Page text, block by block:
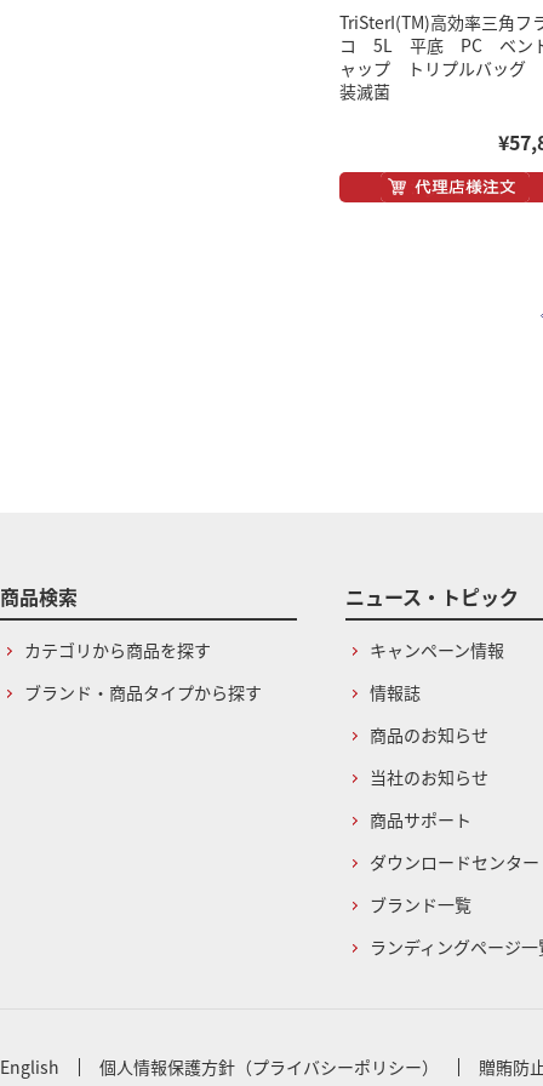
TriSterI(TM)高効率三角フ
コ 5L 平底 PC ベン
ャップ トリプルバッグ
装滅菌
商品検索
カテゴリから商品を探す
ブランド・商品タイプから探す
ニュース・トピック
キャンペーン情報
情報誌
商品のお知らせ
当社のお知らせ
商品サポート
ダウンロードセンター
ブランド一覧
ランディングページ一
English 個人情報保護方針（プライバシーポリシー） 贈賄防